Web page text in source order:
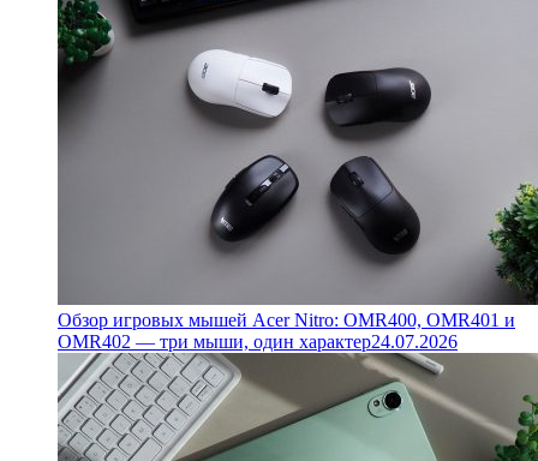
Обзор игровых мышей Acer Nitro: OMR400, OMR401 и
OMR402 — три мыши, один характер24.07.2026